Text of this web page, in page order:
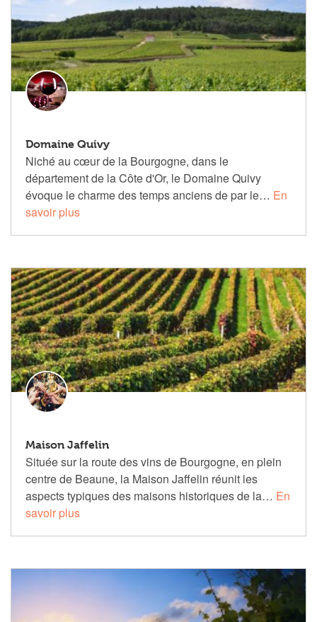
Domaine Quivy
Niché au cœur de la Bourgogne, dans le
département de la Côte d'Or, le Domaine Quivy
évoque le charme des temps anciens de par le… En
savoir plus
Maison Jaffelin
Située sur la route des vins de Bourgogne, en plein
centre de Beaune, la Maison Jaffelin réunit les
aspects typiques des maisons historiques de la… En
savoir plus